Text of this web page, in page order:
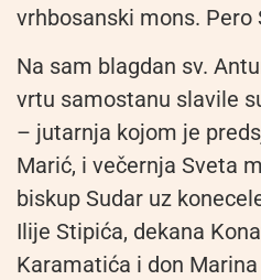
vrhbosanski mons. Pero
Na sam blagdan sv.
vrtu samostanu slavile
– jutarnja kojom je
Marić, i večernja Sveta
biskup Sudar uz
Ilije Stipića, dekana
Karamatića i don